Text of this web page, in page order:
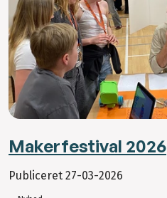
Makerfestival 2026
Publiceret 27-03-2026